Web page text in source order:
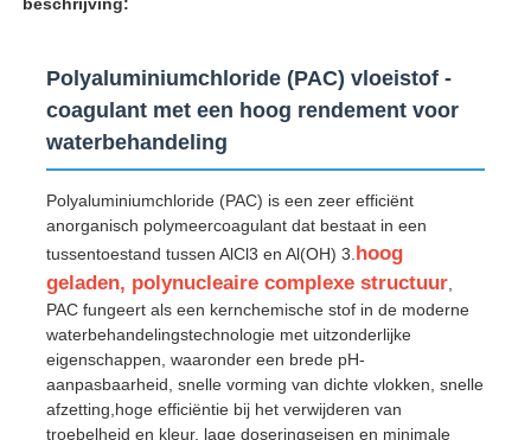
Polyaluminiumchloride (PAC) vloeistof -
coagulant met een hoog rendement voor
waterbehandeling
Polyaluminiumchloride (PAC) is een zeer efficiënt
anorganisch polymeercoagulant dat bestaat in een
tussentoestand tussen AlCl3 en Al(OH) 3. hoog
geladen, polynucleaire complexe structuur
PAC fungeert als een kernchemische stof in de moderne
waterbehandelingstechnologie met uitzonderlijke
eigenschappen, waaronder een brede pH-
aanpasbaarheid, snelle vorming van dichte vlokken, snelle
afzetting,hoge efficiëntie bij het verwijderen van
troebelheid en kleur, lage doseringseisen en minimale